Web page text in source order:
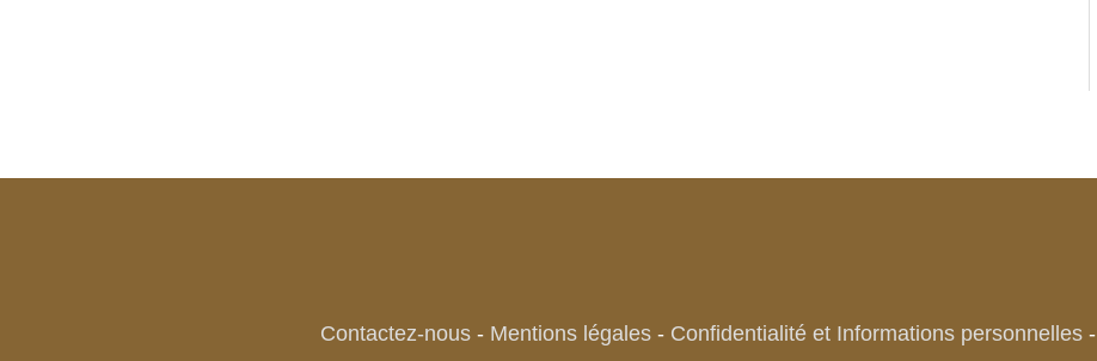
Contactez-nous- Mentions légales- Confidentialité et Informations personnelles-